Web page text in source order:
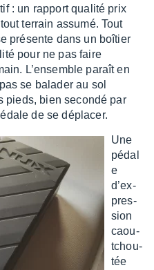
: un rapport qualité prix
terrain assumé. Tout
présente dans un boîtier
pour ne pas faire
L’en­semble paraît en
se bala­der au sol
pieds, bien secondé par
de se dépla­cer.
Une
pédal
e
d’ex­
pres­
sion
caou­
tchou­
tée